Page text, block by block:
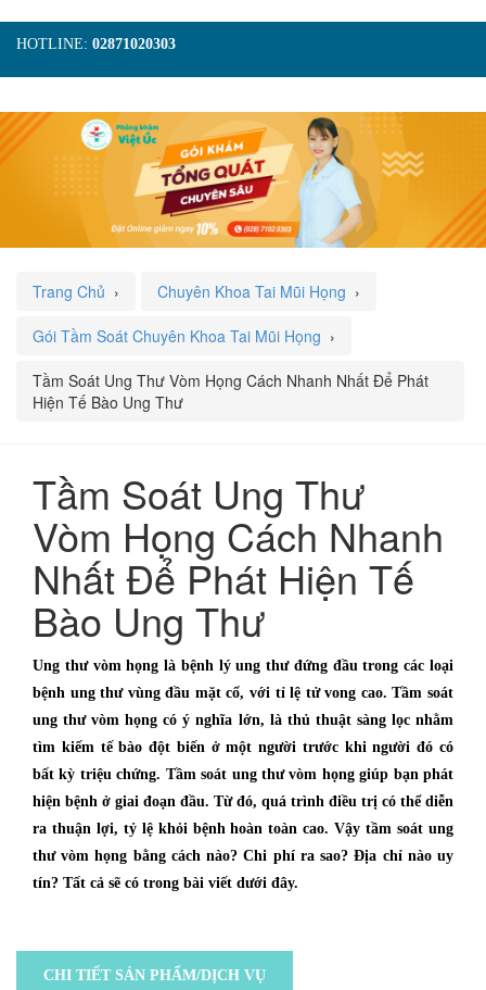
HOTLINE: 02871020303
TRANG CHỦ
GIỚI THIỆU
TIN TỨC
DỊCH VỤ
GÓI KHÁM
HÌNH ẢNH
LIÊN HỆ
ĐẶT LỊCH KHÁM
Trang Chủ › Chuyên Khoa Tai Mũi Họng ›
Gói Tầm Soát Chuyên Khoa Tai Mũi Họng ›
Tầm Soát Ung Thư Vòm Họng Cách Nhanh Nhất Để Phát
Hiện Tế Bào Ung Thư
Tầm Soát Ung Thư
Vòm Họng Cách Nhanh
Nhất Để Phát Hiện Tế
Bào Ung Thư
Ung thư vòm họng là bệnh lý ung thư đứng đầu trong các loại
bệnh ung thư vùng đầu mặt cổ, với tỉ lệ tử vong cao. Tầm soát
ung thư vòm họng có ý nghĩa lớn, là thủ thuật sàng lọc nhằm
tìm kiếm tế bào đột biến ở một người trước khi người đó có
bất kỳ triệu chứng. Tầm soát ung thư vòm họng giúp bạn phát
hiện bệnh ở giai đoạn đầu. Từ đó, quá trình điều trị có thể diễn
ra thuận lợi, tỷ lệ khỏi bệnh hoàn toàn cao. Vậy tầm soát ung
thư vòm họng bằng cách nào? Chi phí ra sao? Địa chỉ nào uy
tín? Tất cả sẽ có trong bài viết dưới đây.
CHI TIẾT SẢN PHẨM/DỊCH VỤ